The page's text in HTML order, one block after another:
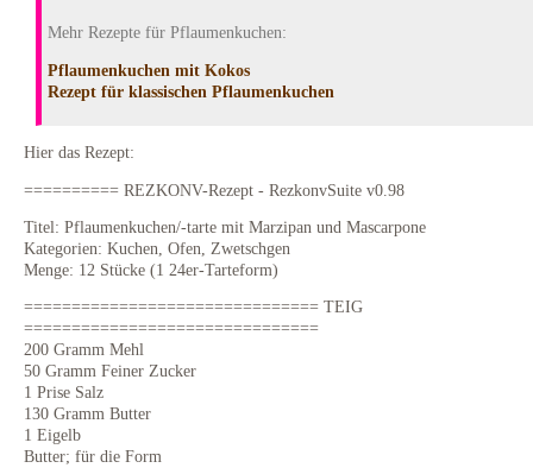
Mehr Rezepte für Pflaumenkuchen:
Pflaumenkuchen mit Kokos
Rezept für klassischen Pflaumenkuchen
Hier das Rezept:
========== REZKONV-Rezept - RezkonvSuite v0.98
Titel: Pflaumenkuchen/-tarte mit Marzipan und Mascarpone
Kategorien: Kuchen, Ofen, Zwetschgen
Menge: 12 Stücke (1 24er-Tarteform)
=============================== TEIG
===============================
200 Gramm Mehl
50 Gramm Feiner Zucker
1 Prise Salz
130 Gramm Butter
1 Eigelb
Butter; für die Form